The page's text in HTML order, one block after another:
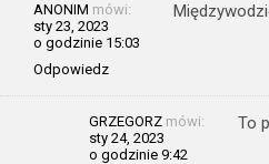
ANONIM mówi:
sty 23, 2023
o godzinie 15:03
Odpowiedz
GRZEGORZ mówi:
sty 24, 2023
o godzinie 9:42
To